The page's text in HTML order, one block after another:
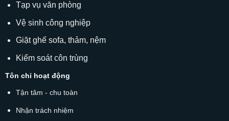
Tạp vụ văn phòng
Vệ sinh công nghiệp
Giặt ghế sofa, thảm, nệm
Kiểm soát côn trùng
Tôn chỉ hoạt động
Tận tâm - chu toàn
Nhận trách nhiệm